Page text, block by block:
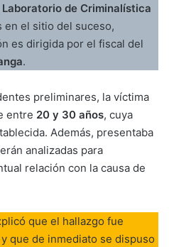
Laboratorio de Criminalística
en el sitio del suceso,
es dirigida por el fiscal del
.
preliminares, la víctima
entre 20 y 30 años, cuya
Además, presentaba
analizadas para
relación con la causa de
que el hallazgo fue
y que de inmediato se dispuso